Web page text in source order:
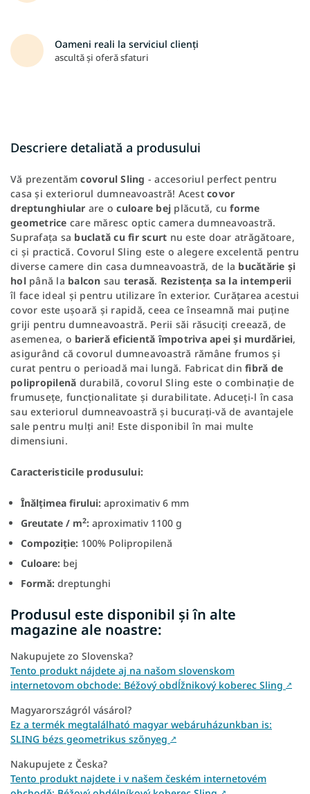
Oameni reali la serviciul clienți
ascultă și oferă sfaturi
Descriere detaliată a produsului
Vă prezentămcovorul Sling - accesoriul perfect pentru
casa și exteriorul dumneavoastră! Acest covor
dreptunghiular are oculoare bej plăcută, cuforme
geometrice care măresc optic camera dumneavoastră.
Suprafața sa buclată cu fir scurt nu este doar atrăgătoare,
ci și practică. Covorul Sling este o alegere excelentă pentru
diverse camere din casa dumneavoastră, de la bucătărie și
holpână la balcon sau terasă. Rezistența sa la intemperii
îl face ideal și pentru utilizare în exterior. Curățarea acestui
covor este ușoară și rapidă, ceea ce înseamnă mai puține
griji pentru dumneavoastră. Perii săi răsuciți creează, de
asemenea, o barieră eficientă împotriva apei și murdăriei,
asigurând că covorul dumneavoastră rămâne frumos și
curat pentru o perioadă mai lungă. Fabricat din fibră de
polipropilenă durabilă, covorul Sling este o combinație de
frumusețe, funcționalitate și durabilitate. Aduceți-l în casa
sau exteriorul dumneavoastră și bucurați-vă de avantajele
sale pentru mulți ani! Este disponibil în mai multe
dimensiuni.
Caracteristicile produsului:
Înălțimea firului: aproximativ 6 mm
Greutate / m2: aproximativ 1100 g
Compoziție: 100% Polipropilenă
Culoare: bej
Formă: dreptunghi
Produsul este disponibil și în alte
magazine ale noastre:
Nakupujete zo Slovenska?
Tento produkt nájdete aj na našom slovenskom
internetovom obchode: Béžový obdĺžnikový koberec Sling ↗
Magyarországról vásárol?
Ez a termék megtalálható magyar webáruházunkban is:
SLING bézs geometrikus szőnyeg ↗
Nakupujete z Česka?
Tento produkt najdete i v našem českém internetovém